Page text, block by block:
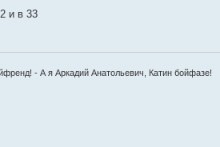
и в 33
- А я Аркадий Анатольевич, Катин бойфазе!